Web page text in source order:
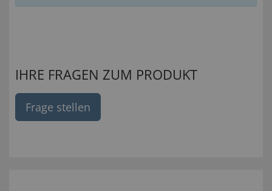
IHRE FRAGEN ZUM PRODUKT
Frage stellen